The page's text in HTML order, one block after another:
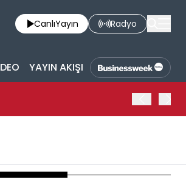
CanlıYayın Radyo
YAYIN AKIŞI